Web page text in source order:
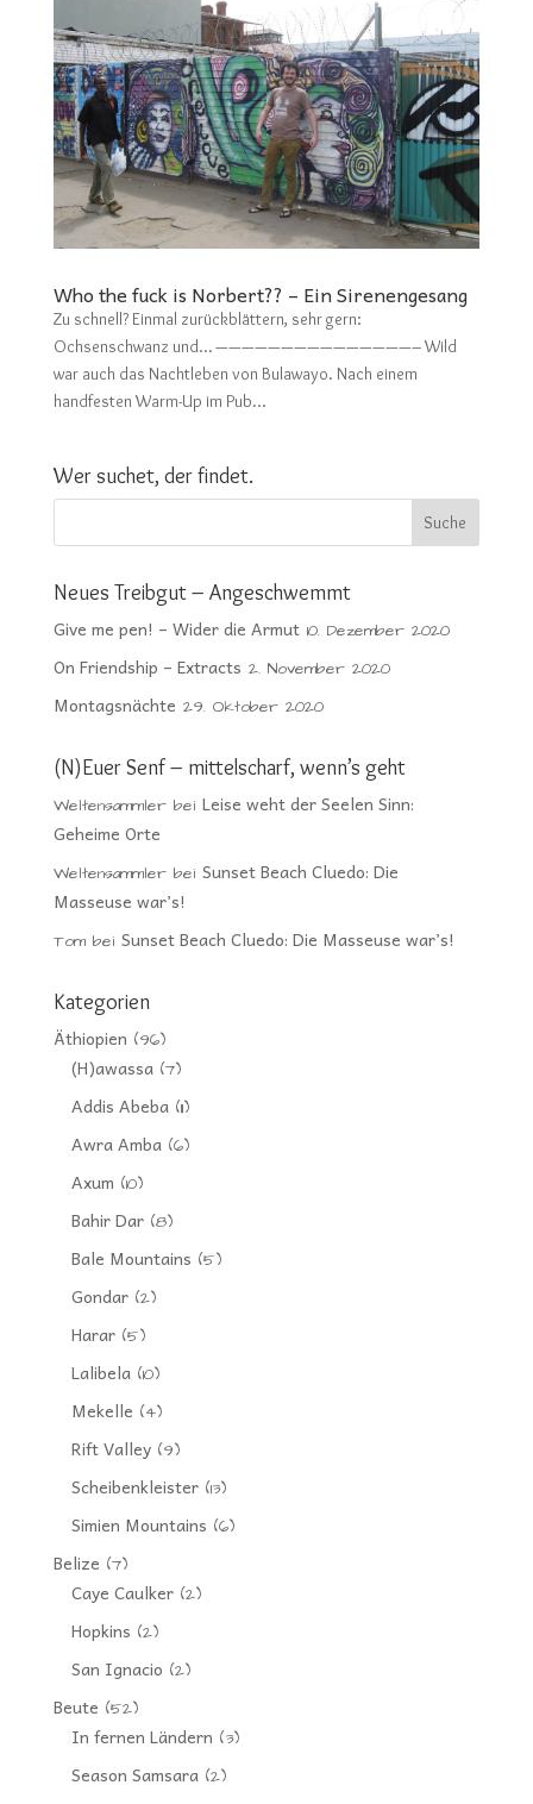
Who the fuck is Norbert?? – Ein Sirenengesang
Zu schnell? Einmal zurückblättern, sehr gern:
Ochsenschwanz und… ———————————————– Wild
war auch das Nachtleben von Bulawayo. Nach einem
handfesten Warm-Up im Pub...
Wer suchet, der findet.
Neues Treibgut – Angeschwemmt
Give me pen! – Wider die Armut 10. Dezember 2020
On Friendship – Extracts 2. November 2020
Montagsnächte 29. Oktober 2020
(N)Euer Senf – mittelscharf, wenn’s geht
Weltensammlerbei Leise weht der Seelen Sinn:
Geheime Orte
Weltensammlerbei Sunset Beach Cluedo: Die
Masseuse war’s!
Tombei Sunset Beach Cluedo: Die Masseuse war’s!
Kategorien
Äthiopien (96)
(H)awassa(7)
Addis Abeba(11)
Awra Amba(6)
Axum (10)
Bahir Dar(8)
Bale Mountains (5)
Gondar(2)
Harar(5)
Lalibela(10)
Mekelle (4)
Rift Valley(9)
Scheibenkleister(13)
Simien Mountains (6)
Belize (7)
Caye Caulker(2)
Hopkins (2)
San Ignacio (2)
Beute (52)
In fernen Ländern (3)
Season Samsara(2)